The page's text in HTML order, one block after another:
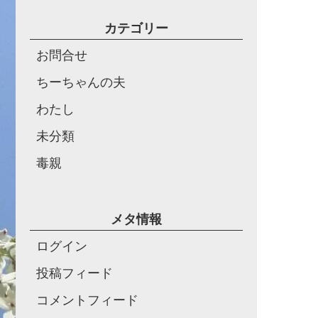
カテゴリー
お問合せ
ちーちゃんの夫
わたし
未分類
毒親
メタ情報
ログイン
投稿フィード
コメントフィード